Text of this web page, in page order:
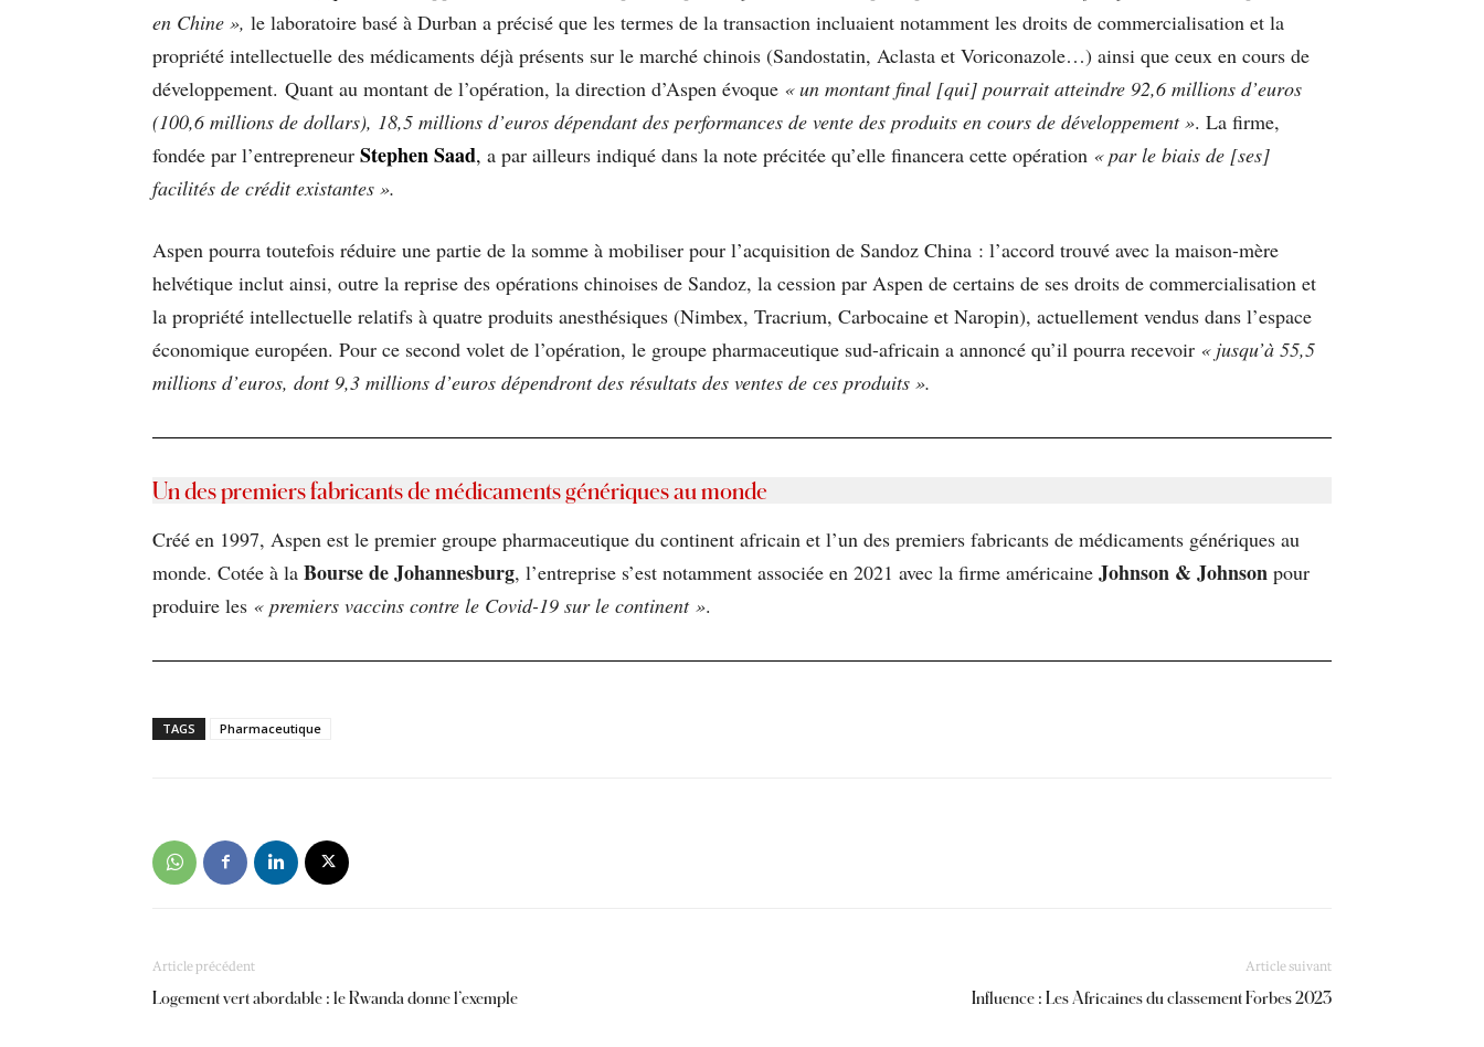
en Chine », le laboratoire basé à Durban a précisé que les termes de la transaction incluaient notamment les droits de commercialisation et la
propriété intellectuelle des médicaments déjà présents sur le marché chinois (Sandostatin, Aclasta et Voriconazole…) ainsi que ceux en cours de
développement. Quant au montant de l’opération, la direction d’Aspen évoque « un montant final [qui] pourrait atteindre 92,6 millions d’euros
(100,6 millions de dollars), 18,5 millions d’euros dépendant des performances de vente des produits en cours de développement ». La firme,
fondée par l’entrepreneur Stephen Saad, a par ailleurs indiqué dans la note précitée qu’elle financera cette opération « par le biais de [ses]
facilités de crédit existantes ».
Aspen pourra toutefois réduire une partie de la somme à mobiliser pour l’acquisition de Sandoz China : l’accord trouvé avec la maison-mère
helvétique inclut ainsi, outre la reprise des opérations chinoises de Sandoz, la cession par Aspen de certains de ses droits de commercialisation et
la propriété intellectuelle relatifs à quatre produits anesthésiques (Nimbex, Tracrium, Carbocaine et Naropin), actuellement vendus dans l’espace
économique européen. Pour ce second volet de l’opération, le groupe pharmaceutique sud-africain a annoncé qu’il pourra recevoir « jusqu’à 55,5
millions d’euros, dont 9,3 millions d’euros dépendront des résultats des ventes de ces produits ».
Un des premiers fabricants de médicaments génériques au monde
Créé en 1997, Aspen est le premier groupe pharmaceutique du continent africain et l’un des premiers fabricants de médicaments génériques au
monde. Cotée à la Bourse de Johannesburg, l’entreprise s’est notamment associée en 2021 avec la firme américaine Johnson & Johnson pour
produire les « premiers vaccins contre le Covid-19 sur le continent ».
TAGS Pharmaceutique
Article précédent
Logement vert abordable : le Rwanda donne l’exemple
Article suivant
Influence : Les Africaines du classement Forbes 2023